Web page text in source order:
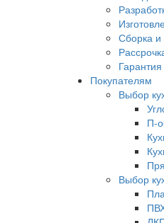
Сборка и
Гарантия
Покупателям
Выбор
П-
Выбор